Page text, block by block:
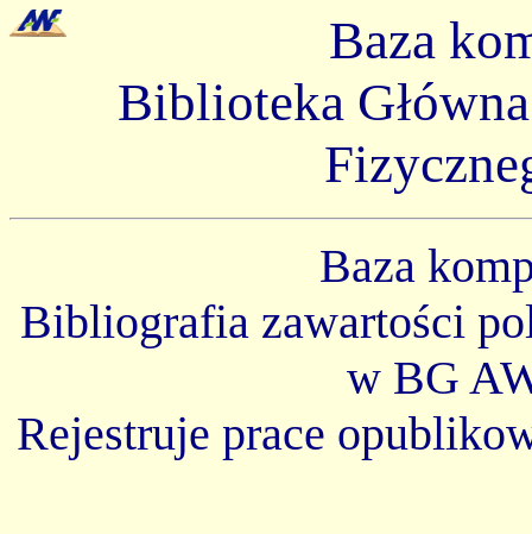
Baza
Biblioteka
Baza
Bibliografia zawartości
w BG
Rejestruje prace